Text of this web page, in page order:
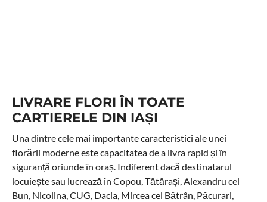
LIVRARE FLORI ÎN TOATE
CARTIERELE DIN IAȘI
Una dintre cele mai importante caracteristici ale unei
florării moderne este capacitatea de a livra rapid și în
siguranță oriunde în oraș. Indiferent dacă destinatarul
locuiește sau lucrează în Copou, Tătărași, Alexandru cel
Bun, Nicolina, CUG, Dacia, Mircea cel Bătrân, Păcurari,